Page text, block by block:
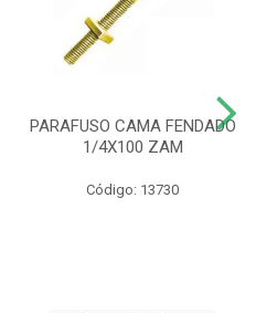
PARAFUSO CAMA FENDADO
1/4X100 ZAM
Código: 13730